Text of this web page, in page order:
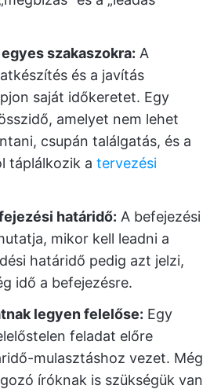
szakaszokra: A
és a javítás
saját időkeretet. Egy
amelyet nem lehet
csupán találgatás, és a
táplálkozik a tervezési
határidő: A befejezési
mikor kell leadni a
határidő pedig azt jelzi,
idő a befejezésre.
legyen felelőse: Egy
feladat előre
mulasztáshoz vezet. Még
íróknak is szükségük van